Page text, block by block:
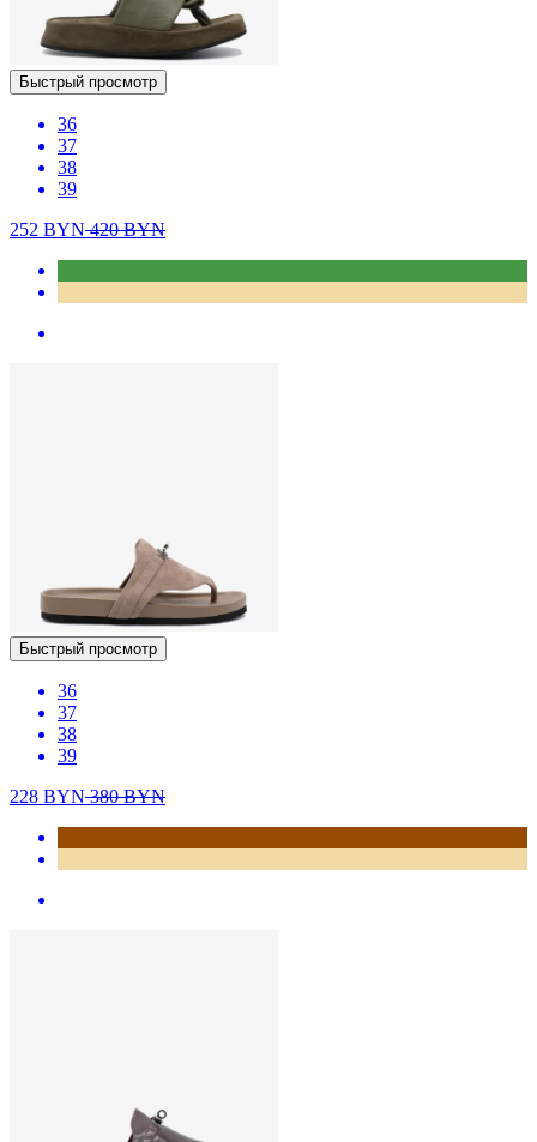
Быстрый просмотр
36
37
38
39
252 BYN420BYN
Быстрый просмотр
36
37
38
39
228 BYN380BYN